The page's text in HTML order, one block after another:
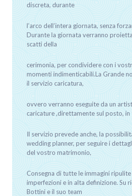
discreta, durante
l’arco dell’intera giornata, senza
Durante la giornata verranno
scatti della
cerimonia, per condividere con i
momenti indimenticabili.La Grande
il servizio caricatura,
ovvero verranno eseguite da un
caricature ,direttamente sul posto,
Il servizio prevede anche, la
wedding planner, per seguire i
del vostro matrimonio,
Consegna di tutte le immagini
imperfezioni e in alta definizione. Su
Bottini e il suo team